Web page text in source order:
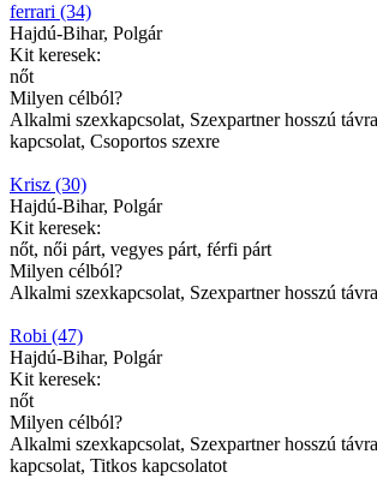
ferrari (34)
Hajdú-Bihar, Polgár
Kit keresek:
nőt
Milyen célból?
Alkalmi szexkapcsolat, Szexpartner hosszú
kapcsolat, Csoportos szexre
Krisz (30)
Hajdú-Bihar, Polgár
Kit keresek:
nőt, női párt, vegyes párt, férfi párt
Milyen célból?
Alkalmi szexkapcsolat, Szexpartner hosszú
Robi (47)
Hajdú-Bihar, Polgár
Kit keresek:
nőt
Milyen célból?
Alkalmi szexkapcsolat, Szexpartner hosszú
kapcsolat, Titkos kapcsolatot